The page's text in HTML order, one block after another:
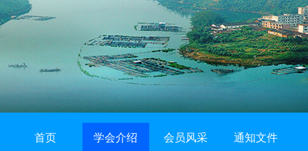
首页 学会介绍 会员风采 通知文件